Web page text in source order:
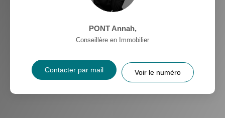
PONT Annah,
Conseillère en Immobilier
Contacter par mail Voir le numéro